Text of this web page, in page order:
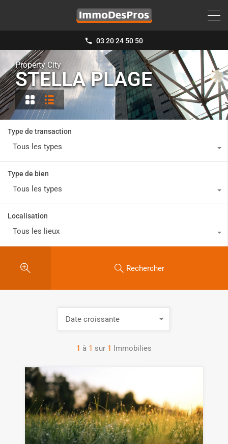
03 20 24 50 50
Property City
STELLA PLAGE
Type de transaction
Tous les types
Type de bien
Tous les types
Localisation
Tous les lieux
Rechercher
1 à 1 sur 1 Immobilies
Date croissante